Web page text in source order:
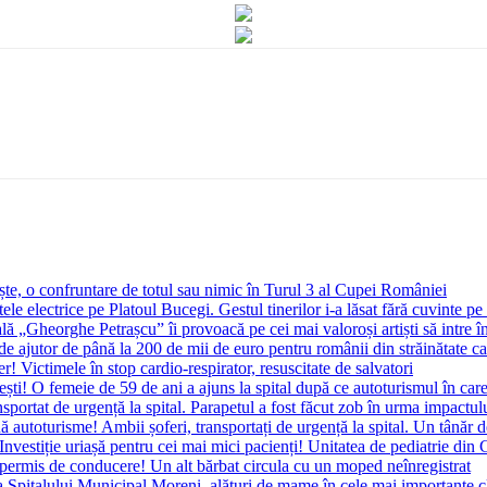
o confruntare de totul sau nimic în Turul 3 al Cupei României
electrice pe Platoul Bucegi. Gestul tinerilor i-a lăsat fără cuvinte pe
„Gheorghe Petrașcu” îi provoacă pe cei mai valoroși artiști să intre
ajutor de până la 200 de mii de euro pentru românii din străinătate
Victimele în stop cardio-respirator, resuscitate de salvatori
O femeie de 59 de ani a ajuns la spital după ce autoturismul în
de urgență la spital. Parapetul a fost făcut zob în urma
Ambii șoferi, transportați de urgență la spital. Un tânăr
uriașă pentru cei mai mici pacienți! Unitatea de pediatrie din
de conducere! Un alt bărbat circula cu un moped neînregistrat